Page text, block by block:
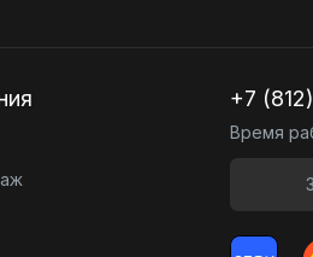
+7
Время